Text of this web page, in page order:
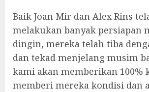
Baik Joan Mir dan Alex Rins
melakukan banyak persiapan
dingin, mereka telah tiba
dan tekad menjelang musim
kami akan memberikan 100%
memberi mereka kondisi dan